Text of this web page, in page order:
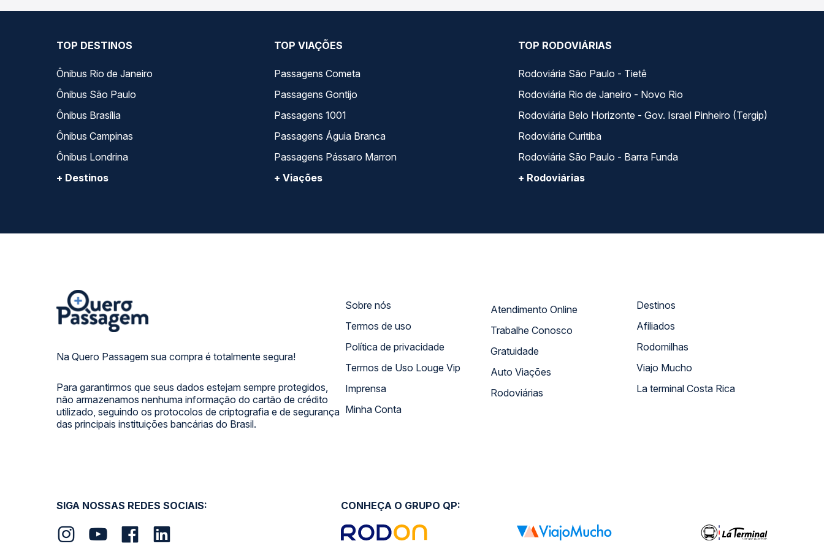
TOP DESTINOS
Ônibus Rio de Janeiro
Ônibus São Paulo
Ônibus Brasília
Ônibus Campinas
Ônibus Londrina
+ Destinos
TOP VIAÇÕES
Passagens Cometa
Passagens Gontijo
Passagens 1001
Passagens Águia Branca
Passagens Pássaro Marron
+ Viações
TOP RODOVIÁRIAS
Rodoviária São Paulo - Tietê
Rodoviária Rio de Janeiro - Novo Rio
Rodoviária Belo Horizonte - Gov. Israel Pinheiro (Tergip)
Rodoviária Curitiba
Rodoviária São Paulo - Barra Funda
+ Rodoviárias
Na Quero Passagem sua compra é totalmente segura!
Para garantirmos que seus dados estejam sempre protegidos,
não armazenamos nenhuma informação do cartão de crédito
utilizado, seguindo os protocolos de criptografia e de segurança
das principais instituições bancárias do Brasil.
Sobre nós
Termos de uso
Política de privacidade
Termos de Uso Louge Vip
Imprensa
Minha Conta
Atendimento Online
Trabalhe Conosco
Gratuidade
Auto Viações
Rodoviárias
Destinos
Afiliados
Rodomilhas
Viajo Mucho
La terminal Costa Rica
SIGA NOSSAS REDES SOCIAIS: CONHEÇA O GRUPO QP: